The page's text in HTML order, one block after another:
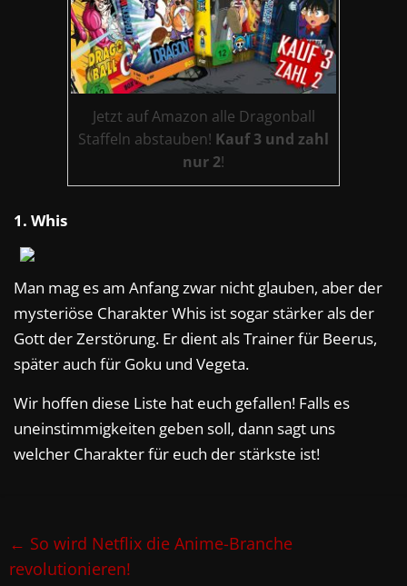
Jetzt auf Amazon alle Dragonball
Staffeln abstauben! Kauf 3 und zahl
nur 2!
1. Whis
Man mag es am Anfang zwar nicht glauben, aber der
mysteriöse Charakter Whis ist sogar stärker als der
Gott der Zerstörung. Er dient als Trainer für Beerus,
später auch für Goku und Vegeta.
Wir hoffen diese Liste hat euch gefallen! Falls es
uneinstimmigkeiten geben soll, dann sagt uns
welcher Charakter für euch der stärkste ist!
← So wird Netflix die Anime-Branche
revolutionieren!